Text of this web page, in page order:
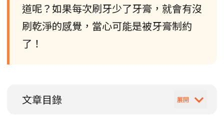
道呢？如果每次刷牙少了牙膏，就會有沒
刷乾淨的感覺，當心可能是被牙膏制約
了！
文章目錄